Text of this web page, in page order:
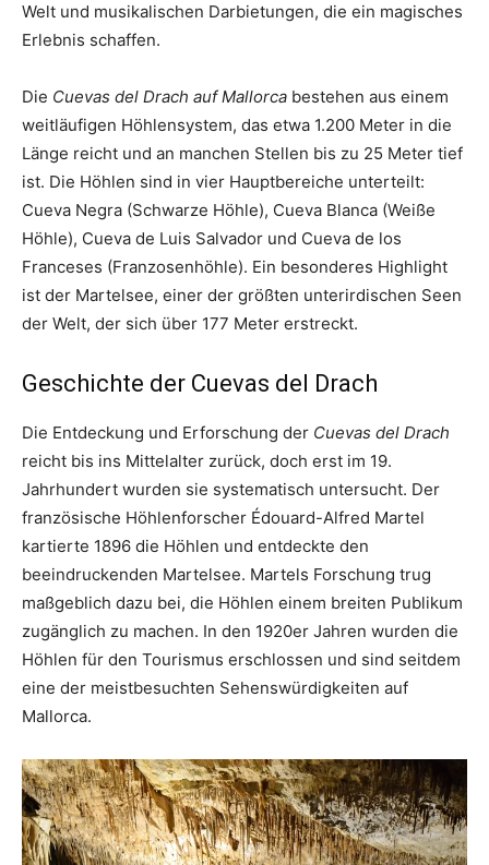
Welt und musikalischen Darbietungen, die ein magisches
Erlebnis schaffen.
Die Cuevas del Drach auf Mallorca bestehen aus einem
weitläufigen Höhlensystem, das etwa 1.200 Meter in die
Länge reicht und an manchen Stellen bis zu 25 Meter tief
ist. Die Höhlen sind in vier Hauptbereiche unterteilt:
Cueva Negra (Schwarze Höhle), Cueva Blanca (Weiße
Höhle), Cueva de Luis Salvador und Cueva de los
Franceses (Franzosenhöhle). Ein besonderes Highlight
ist der Martelsee, einer der größten unterirdischen Seen
der Welt, der sich über 177 Meter erstreckt.
Geschichte der Cuevas del Drach
Die Entdeckung und Erforschung der Cuevas del Drach
reicht bis ins Mittelalter zurück, doch erst im 19.
Jahrhundert wurden sie systematisch untersucht. Der
französische Höhlenforscher Édouard-Alfred Martel
kartierte 1896 die Höhlen und entdeckte den
beeindruckenden Martelsee. Martels Forschung trug
maßgeblich dazu bei, die Höhlen einem breiten Publikum
zugänglich zu machen. In den 1920er Jahren wurden die
Höhlen für den Tourismus erschlossen und sind seitdem
eine der meistbesuchten Sehenswürdigkeiten auf
Mallorca.